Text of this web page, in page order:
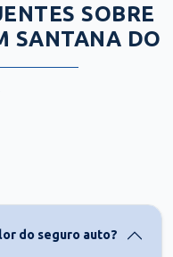
SOBRE
SANTANA DO
do seguro auto?